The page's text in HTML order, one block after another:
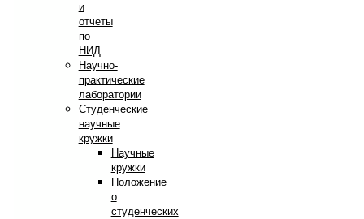
и
отчеты
по
НИД
Научно-
практические
лаборатории
Студенческие
научные
кружки
Научные
кружки
Положение
о
студенческих